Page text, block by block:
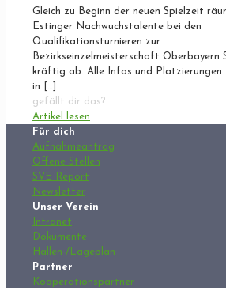
Gleich zu Beginn der neuen Spielzeit
Estinger Nachwuchstalente bei den
Qualifikationsturnieren zur
Bezirkseinzelmeisterschaft Oberbayern
kräftig ab. Alle Infos und Platzierungen
in […]
gefällt dir das?
Artikel lesen
Für dich
Aufnahmeantrag
Offene Stellen
SVE Report
Newsletter
Unser Verein
Intranet
Dokumente
Hallen-/Lageplan
Partner
Kooperationspartner